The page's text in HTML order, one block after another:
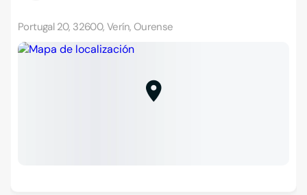
Portugal 20, 32600, Verín, Ourense